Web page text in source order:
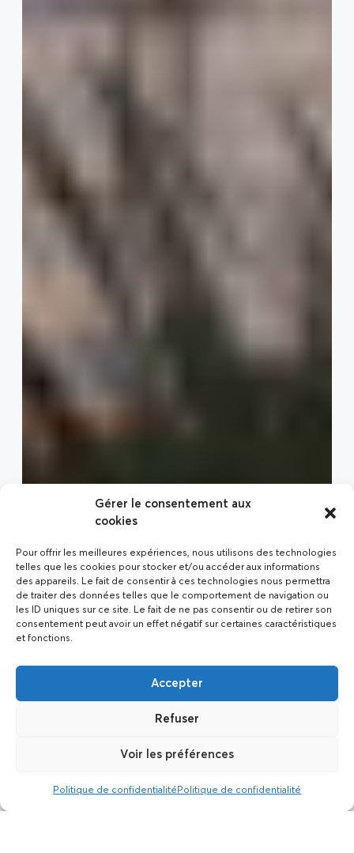
Gérer le consentement aux
cookies
Pour offrir les meilleures expériences, nous utilisons des technologies
telles que les cookies pour stocker et/ou accéder aux informations
des appareils. Le fait de consentir à ces technologies nous permettra
de traiter des données telles que le comportement de navigation ou
les ID uniques sur ce site. Le fait de ne pas consentir ou de retirer son
consentement peut avoir un effet négatif sur certaines caractéristiques
et fonctions.
Accepter
Refuser
Voir les préférences
Politique de confidentialité Politique de confidentialité